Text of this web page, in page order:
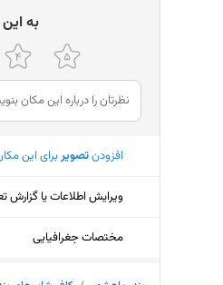
ﺑﻪ
افزودنتصویربرای این
ویرایش اطلاعات یا گزارش
مختصات جغرافیایی